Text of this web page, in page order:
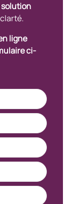
ligne
ci-